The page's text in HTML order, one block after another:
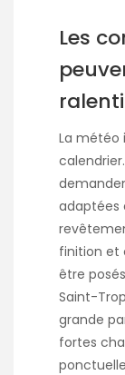
Les
La météo
adaptées
finition et
être
Saint-
grande
fortes